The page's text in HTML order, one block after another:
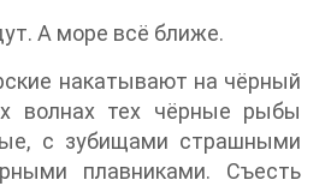
А море всё ближе.
накатывают на чёрный
волнах тех чёрные рыбы
с зубищами страшными
плавниками. Съесть